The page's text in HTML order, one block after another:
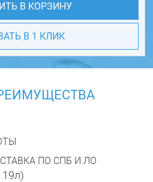
В КОРЗИНУ
В 1 КЛИК
ПО СПБ И ЛО
19л)